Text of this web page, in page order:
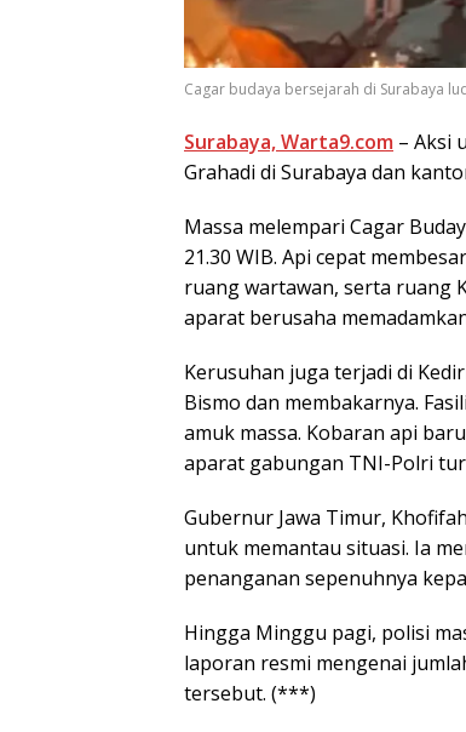
Cagar budaya bersejarah di Surabaya
Surabaya, Warta9.com – Aksi
Grahadi di Surabaya dan
Massa melempari Cagar
21.30 WIB. Api cepat
ruang wartawan, serta ruang
aparat berusaha
Kerusuhan juga terjadi di
Bismo dan membakarnya.
amuk massa. Kobaran api
aparat gabungan TNI-Polri
Gubernur Jawa Timur,
untuk memantau situasi. Ia
penanganan sepenuhnya
Hingga Minggu pagi, polisi
laporan resmi mengenai
tersebut. (***)